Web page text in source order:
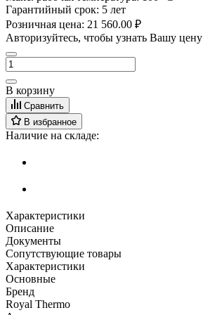
Гарантийный срок: 5 лет
Розничная цена: 21 560.00 ₽
Авторизуйтесь, чтобы узнать Вашу цену
В корзину
Сравнить
В избранное
Наличие на складе:
Характеристики
Описание
Документы
Сопутствующие товары
Характеристики
Основные
Бренд
Royal Thermo